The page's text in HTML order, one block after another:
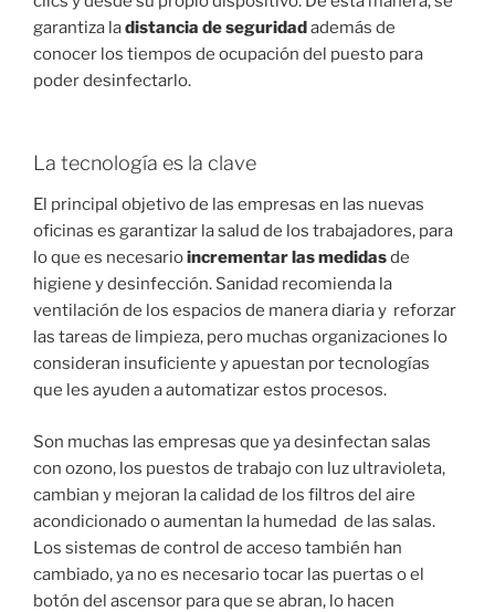
garantiza ladistancia de seguridad además de
conocer los tiempos de ocupación del puesto para
poder desinfectarlo.
La tecnología es la clave
El principal objetivo de las empresas en las nuevas
oficinas es garantizar la salud de los trabajadores, para
lo que es necesarioincrementar las medidasde
higiene y desinfección. Sanidad recomienda la
ventilación de los espacios de manera diaria y reforzar
las tareas de limpieza, pero muchas organizaciones lo
consideran insuficiente y apuestan por tecnologías
que les ayuden a automatizar estos procesos.
Son muchas las empresas que ya desinfectan salas
con ozono, los puestos de trabajo con luz ultravioleta,
cambian y mejoran la calidad de los filtros del aire
acondicionado o aumentan la humedad de las salas.
Los sistemas de control de acceso también han
cambiado, ya no es necesario tocar las puertas o el
botón del ascensor para que se abran, lo hacen